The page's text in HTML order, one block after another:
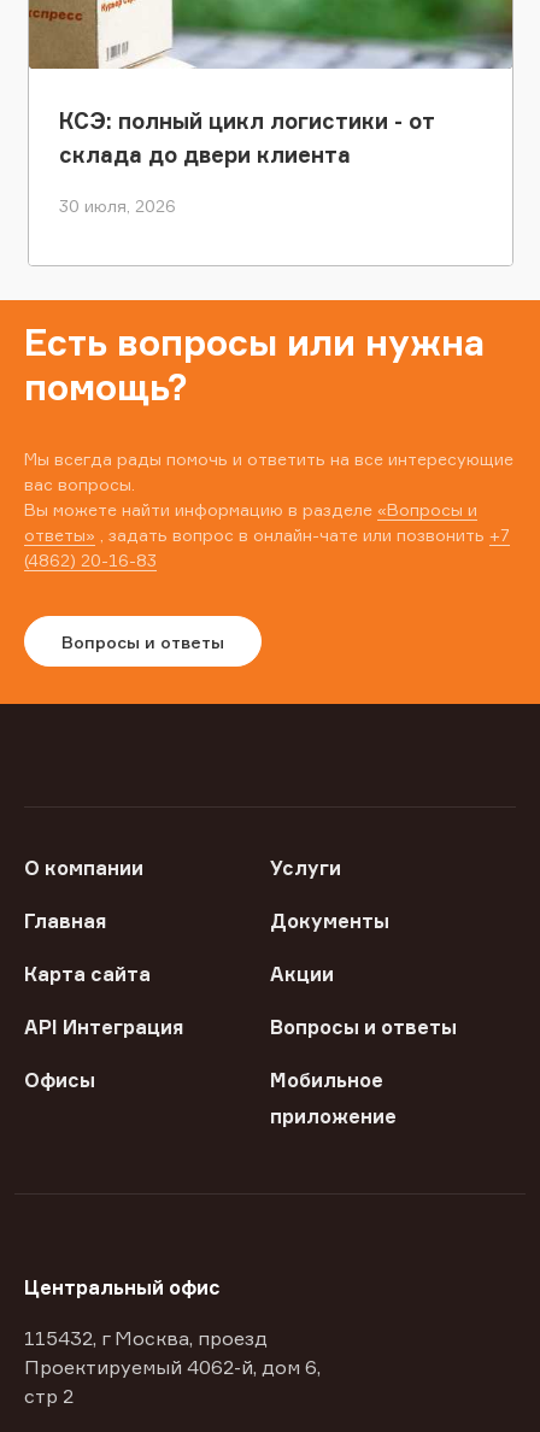
КСЭ: полный цикл логистики - от
склада до двери клиента
30 июля, 2026
Есть вопросы или нужна
помощь?
Мы всегда рады помочь и ответить на все интересующие
вас вопросы.
Вы можете найти информацию в разделе «Вопросы и
ответы» , задать вопрос в онлайн-чате или позвонить +7
(4862) 20-16-83
Вопросы и ответы
О компании Услуги
Главная Документы
Карта сайта Акции
API Интеграция Вопросы и ответы
Офисы
Мобильное
приложение
Центральный офис
115432, г Москва, проезд
Проектируемый 4062-й, дом 6,
стр 2